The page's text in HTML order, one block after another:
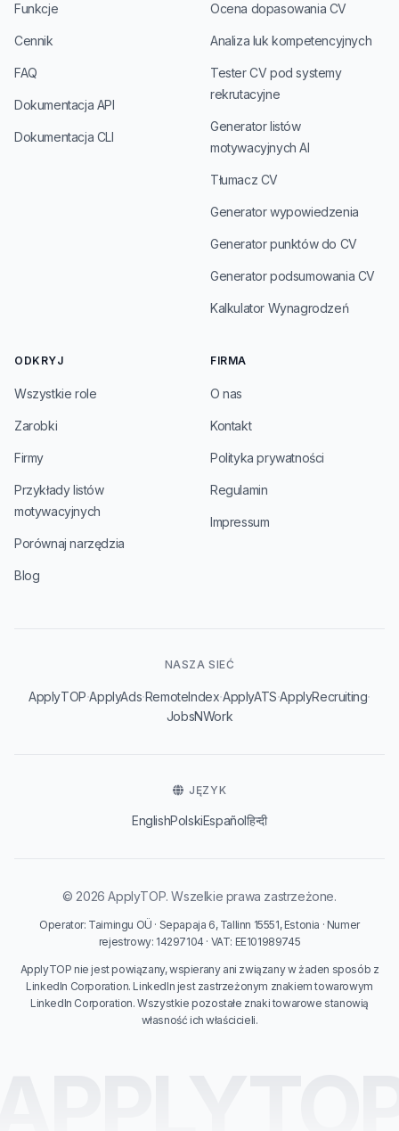
Funkcje
Cennik
FAQ
Dokumentacja API
Dokumentacja CLI
Ocena dopasowania CV
Analiza luk kompetencyjnych
Tester CV pod systemy
rekrutacyjne
Generator listów
motywacyjnych AI
Tłumacz CV
Generator wypowiedzenia
Generator punktów do CV
Generator podsumowania CV
Kalkulator Wynagrodzeń
ODKRYJ
Wszystkie role
Zarobki
Firmy
Przykłady listów
motywacyjnych
Porównaj narzędzia
Blog
FIRMA
O nas
Kontakt
Polityka prywatności
Regulamin
Impressum
NASZA SIEĆ
ApplyTOP·ApplyAds·RemoteIndex·ApplyATS·ApplyRecruiting·
JobsNWork
JĘZYK
EnglishPolskiEspañolहिन्दी
© 2026 ApplyTOP. Wszelkie prawa zastrzeżone.
Operator: Taimingu OÜ · Sepapaja 6, Tallinn 15551, Estonia · Numer
rejestrowy: 14297104 · VAT: EE101989745
ApplyTOP nie jest powiązany, wspierany ani związany w żaden sposób z
LinkedIn Corporation. LinkedIn jest zastrzeżonym znakiem towarowym
LinkedIn Corporation. Wszystkie pozostałe znaki towarowe stanowią
własność ich właścicieli.